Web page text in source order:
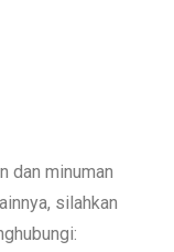
dan minuman
silahkan